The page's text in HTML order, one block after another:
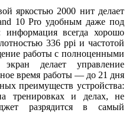
яркостью 2000 нит делает
10 Pro удобным даже под
всегда хорошо
336 ppi и частотой
работы с полноценными
делает управление
время работы — до 21 дня
преимуществ устройства:
тренировках и делах, не
разрядится в самый